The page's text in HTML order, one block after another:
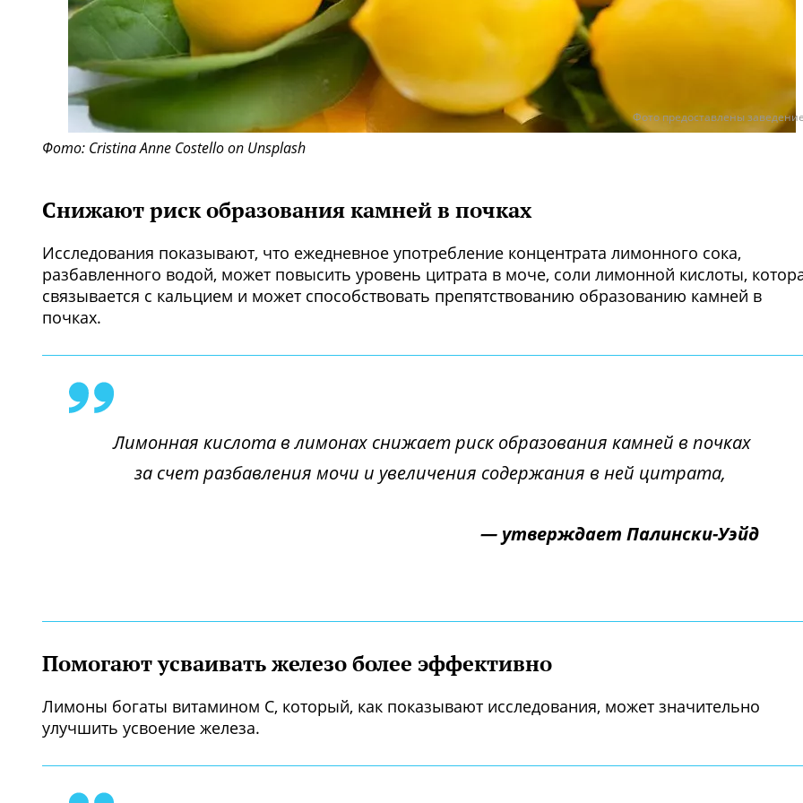
Фото предоставлены
Фото: Cristina Anne Costello on Unsplash
Снижают риск образования камней в почках
Исследования показывают, что ежедневное употребление концентрата лимонного сока,
разбавленного водой, может повысить уровень цитрата в моче, соли лимонной кислоты,
связывается с кальцием и может способствовать препятствованию образованию камней в
почках.
Лимонная кислота в лимонах снижает риск образования камней в почках
за счет разбавления мочи и увеличения содержания в ней цитрата,
— утверждает Палински-Уэйд
Помогают усваивать железо более эффективно
Лимоны богаты витамином С, который, как показывают исследования, может значительно
улучшить усвоение железа.